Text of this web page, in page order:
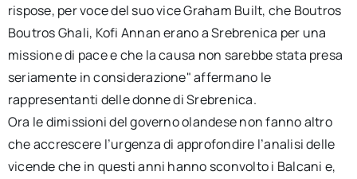
rispose, per voce del suo vice Graham Built, che Boutros
Boutros Ghali, Kofi Annan erano a Srebrenica per una
missione di pace e che la causa non sarebbe stata presa
seriamente in considerazione" affermano le
rappresentanti delle donne di Srebrenica.
Ora le dimissioni del governo olandese non fanno altro
che accrescere l’urgenza di approfondire l’analisi delle
vicende che in questi anni hanno sconvolto i Balcani e,